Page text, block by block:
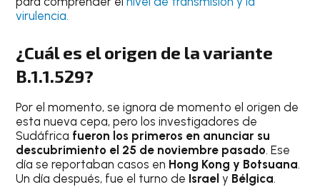
virulencia.
¿Cuál es el origen de la variante
B.1.1.529?
Por el momento, se ignora de momento el origen de
esta nueva cepa, pero los investigadores de
Sudáfrica fueron los primeros en anunciar su
descubrimiento el 25 de noviembre pasado. Ese
día se reportaban casos en Hong Kong y Botsuana.
Un día después, fue el turno de Israel y Bélgica.